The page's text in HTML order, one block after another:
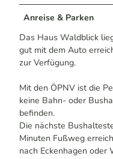
Anreise & Parken
Das Haus Waldblick
gut mit dem Auto
zur Verfügung.
Mit den ÖPNV ist die
keine Bahn- oder
befinden.
Die nächste
Minuten Fußweg
nach Eckenhagen oder